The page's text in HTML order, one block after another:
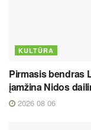
KULTŪRA
Pirmasis bendras
įamžina Nidos
2026 08 06